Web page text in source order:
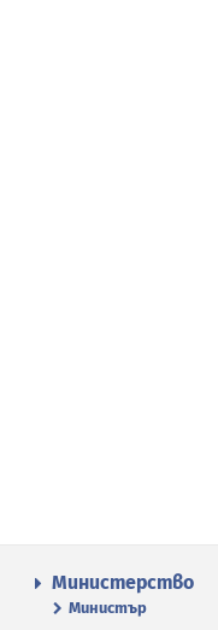
Министерство
Министър